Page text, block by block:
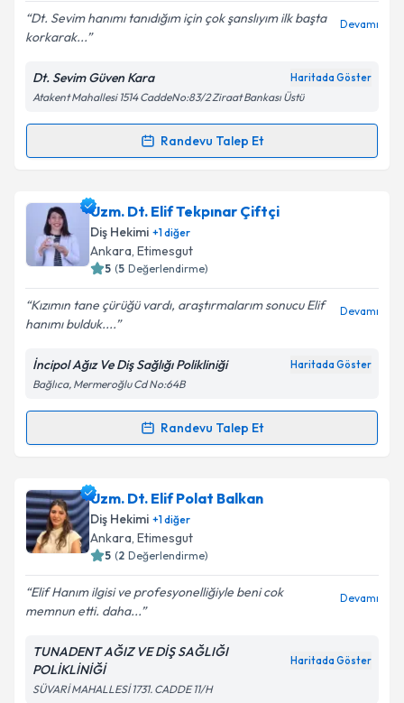
Kişisel verilerimin işlenmesine ilişkin
Aydınlatma
Metni'ni okudum ve kişisel verilerimin belirtilen
kapsamda işlenmesini kabul ediyorum.
Dt. Sevim hanımı tanıdığım için çok şanslıyım ilk başta
korkarak...
Devamı
Dt. Sevim Güven Kara Haritada Göster
Atakent Mahallesi 1514 CaddeNo:83/2 Ziraat Bankası Üstü
Randevu Talep Et
Randevu Takvimi Talebi
Dt. Sevim Güven Karaiçin randevu takvimi talebi
oluşturun. Size bu uzmandan randevu almanız için bir
takvim hazırlandığında e-posta ile bilgilendireceğiz.
Kişisel verilerimin işlenmesine ilişkin
Aydınlatma
Metni'ni okudum ve kişisel verilerimin belirtilen
kapsamda işlenmesini kabul ediyorum.
Uzm. Dt. Elif Tekpınar Çiftçi
Diş Hekimi +1diğer
Ankara, Etimesgut
5 (5 Değerlendirme)
Kızımın tane çürüğü vardı, araştırmalarım sonucu Elif
hanımı bulduk....
Devamı
İncipol Ağız Ve Diş Sağlığı Polikliniği Haritada Göster
Bağlıca, Mermeroğlu Cd No:64B
Randevu Talep Et
Randevu Takvimi Talebi
Uzm. Dt. Elif Tekpınar Çiftçiiçin randevu takvimi
talebi oluşturun. Size bu uzmandan randevu almanız
için bir takvim hazırlandığında e-posta ile
bilgilendireceğiz.
E-posta Adresiniz
Kişisel verilerimin işlenmesine ilişkin
Metni'ni okudum ve kişisel verilerimin belirtilen
Uzm. Dt. Elif Polat Balkan
Diş Hekimi +1diğer
Ankara, Etimesgut
5 (2 Değerlendirme)
Elif Hanım ilgisi ve profesyonelliğiyle beni cok
memnun etti. daha...
Devamı
TUNADENT AĞIZ VE DİŞ SAĞLIĞI
POLİKLİNİĞİ
Haritada Göster
SÜVARİ MAHALLESİ 1731. CADDE 11/H